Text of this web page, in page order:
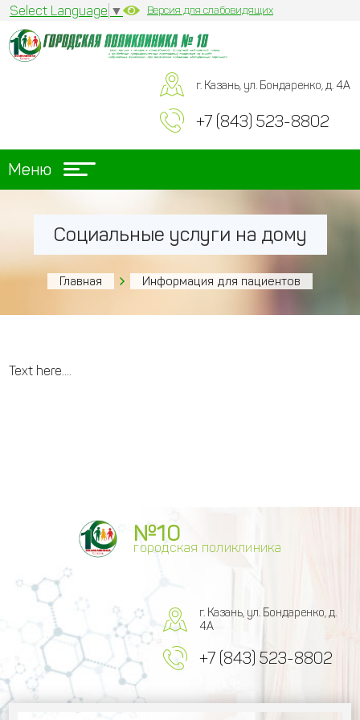
Select Language ▼ Версия для слабовидящих
г. Казань, ул. Бондаренко, д. 4А
+7 (843) 523-8802
Меню
Социальные услуги на дому
Главная Информация для пациентов
Text here....
№10
городская поликлиника
г. Казань, ул. Бондаренко, д.
4А
+7 (843) 523-8802